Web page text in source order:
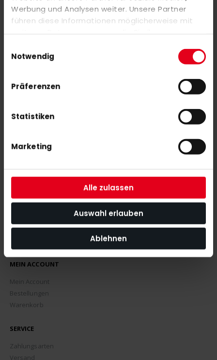
Werbung und Analysen weiter. Unsere Partner
führen diese Informationen möglicherweise mit
weiteren Daten zusammen, die Sie ihnen
Nutzung der Dienste gesammelt haben.
Notwendig
Präferenzen
Statistiken
Marketing
Alle zulassen
Auswahl erlauben
Ablehnen
OBO SLIPPA ROBO+ black
Mit unserem Newsletter seid ihr immer auf den neuesten Stand
angeht.
MEIN ACCOUNT
Mein Account
Bestellungen
Warenkorb
SERVICE
Zahlungsarten
Versand